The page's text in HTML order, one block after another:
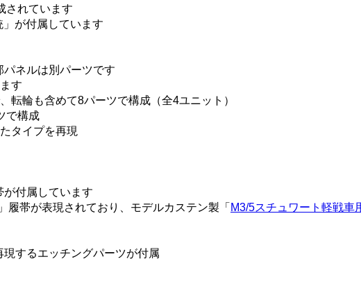
されています
が付属しています
ネルは別パーツです
す
輪も含めて8パーツで構成（全4ユニット）
で構成
タイプを再現
付属しています
帯が表現されており、モデルカステン製「 M3/5スチュワート軽戦車
するエッチングパーツが付属